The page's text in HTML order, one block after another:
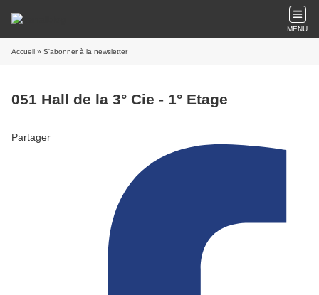
MENU
Accueil » S'abonner à la newsletter
051 Hall de la 3° Cie - 1° Etage
Partager